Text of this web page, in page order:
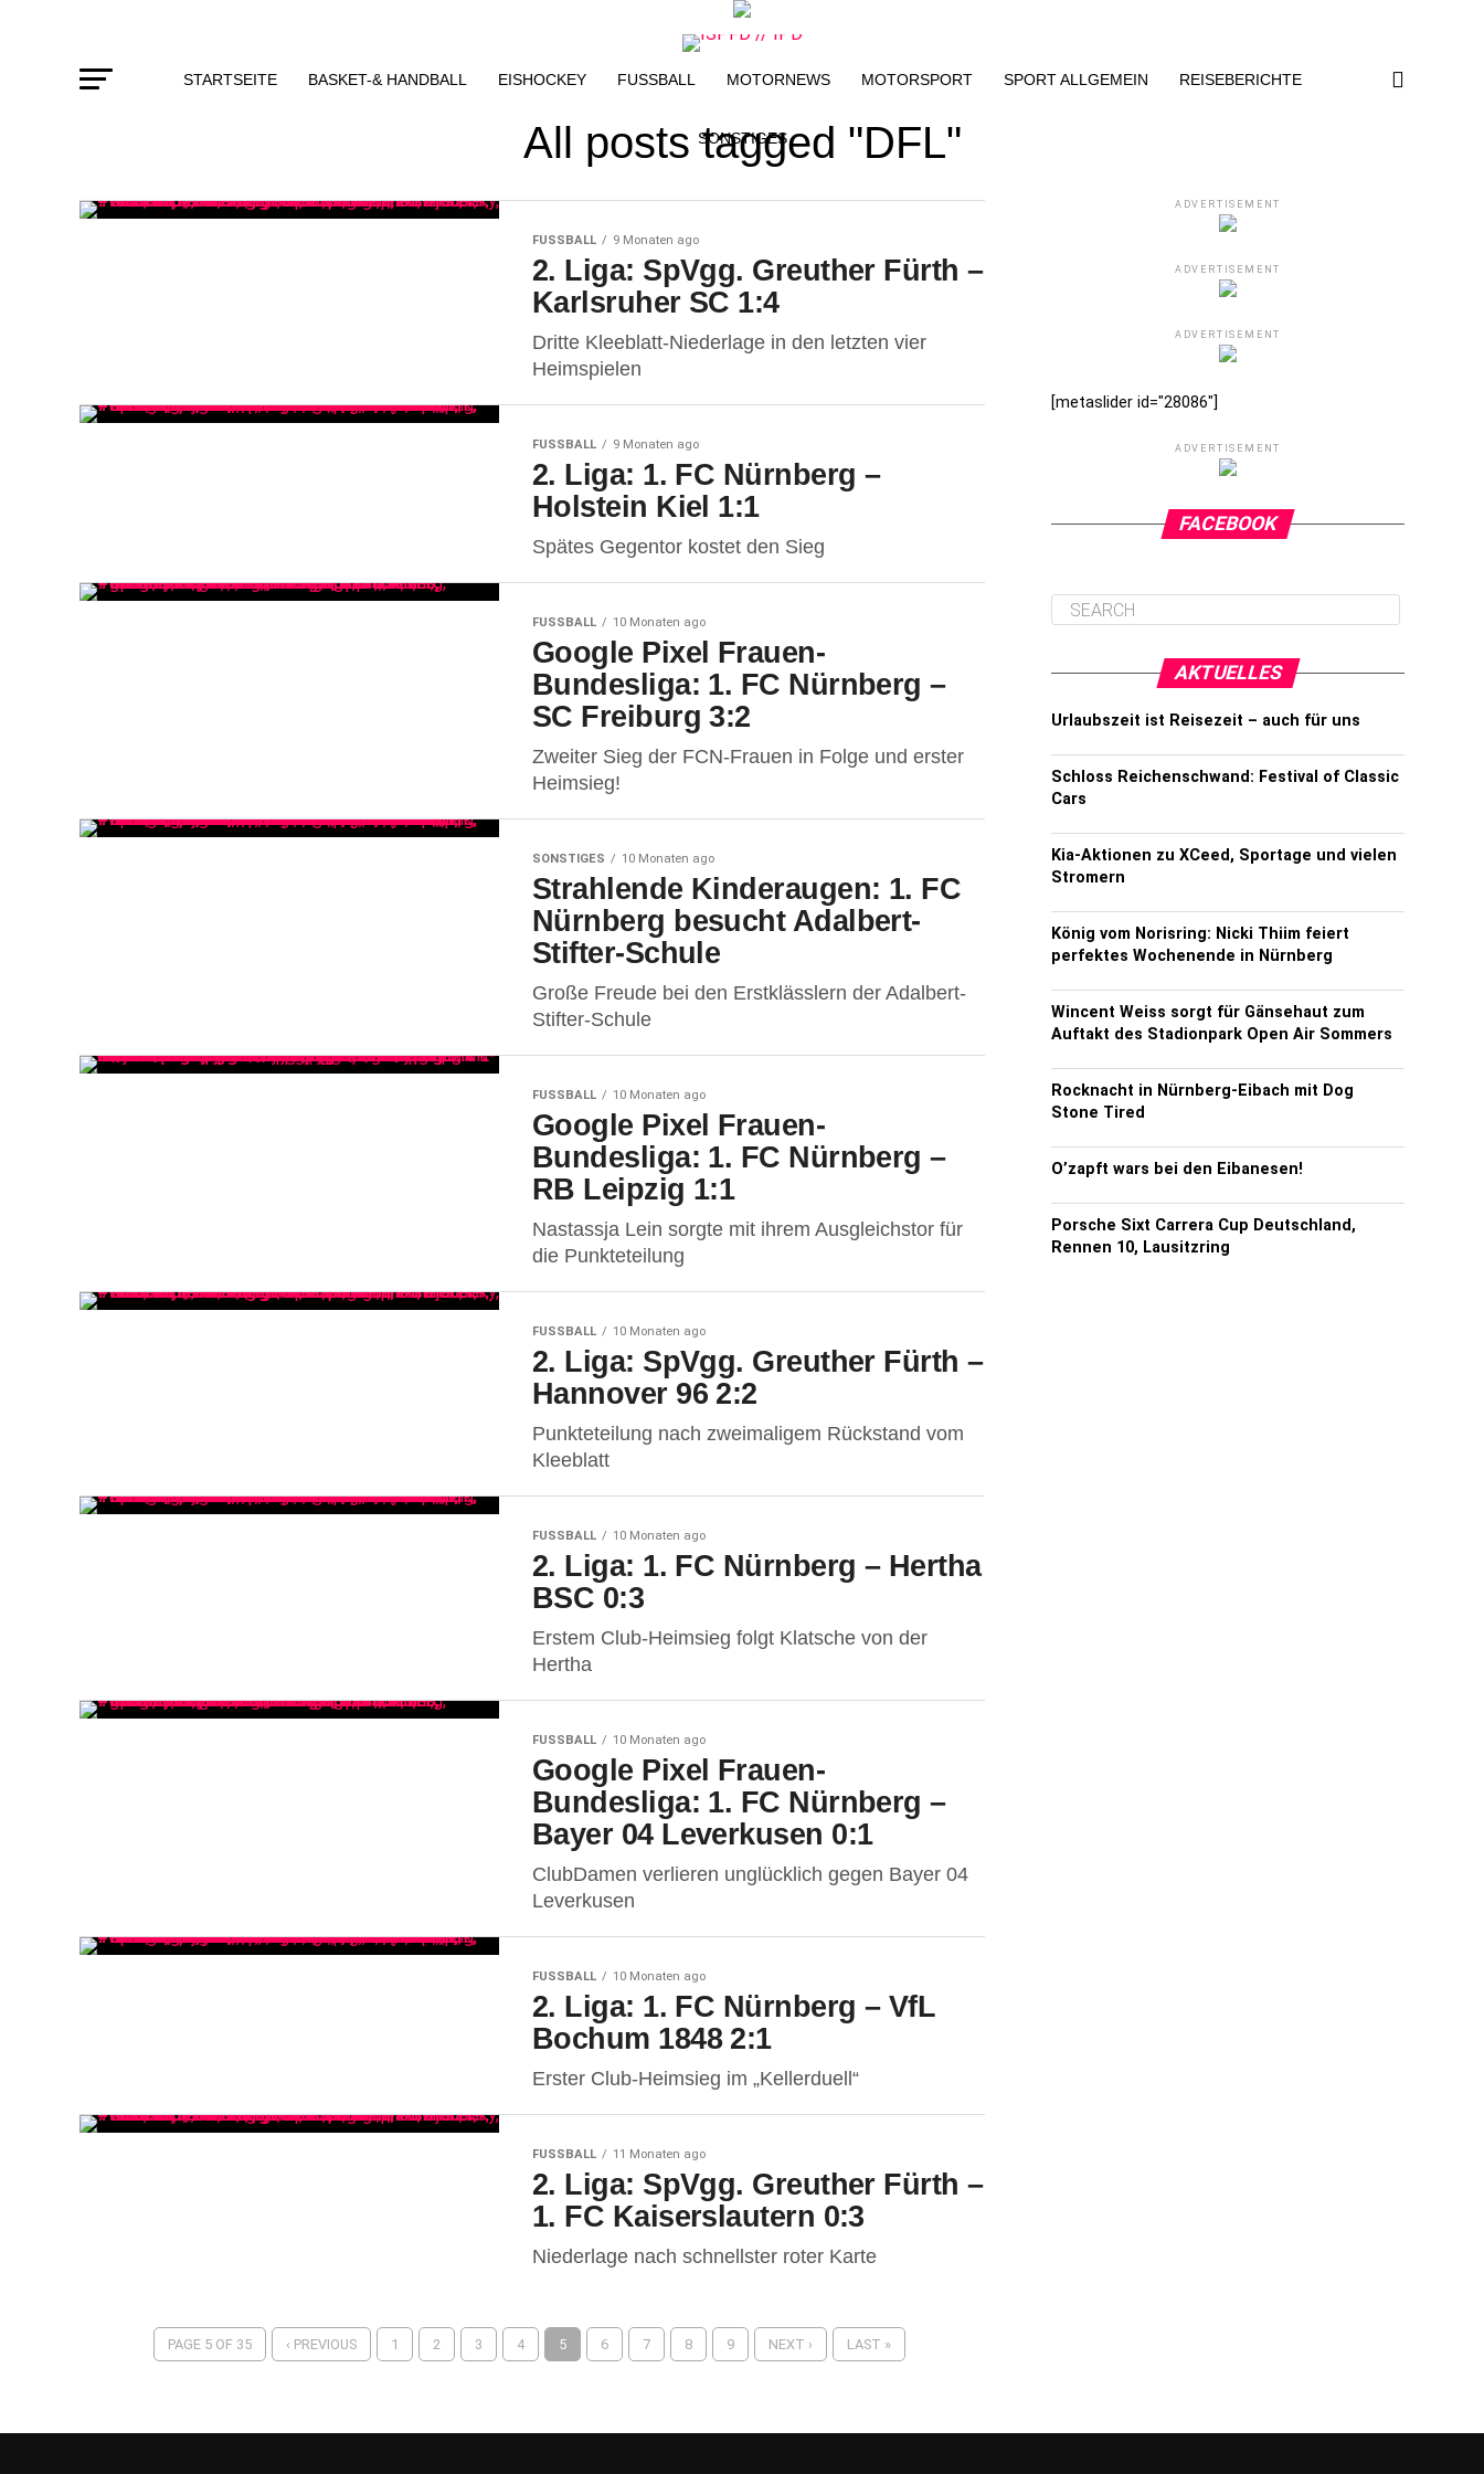
STARTSEITE BASKET-& HANDBALL EISHOCKEY FUSSBALL MOTORNEWS MOTORSPORT SPORT ALLGEMEIN REISEBERICHTE
SONSTIGES
All posts tagged "DFL"
FUSSBALL 9 Monaten ago
2. Liga: SpVgg. Greuther Fürth –
Karlsruher SC 1:4
Dritte Kleeblatt-Niederlage in den letzten vier
Heimspielen
FUSSBALL 9 Monaten ago
2. Liga: 1. FC Nürnberg –
Holstein Kiel 1:1
Spätes Gegentor kostet den Sieg
FUSSBALL 10 Monaten ago
Google Pixel Frauen-
Bundesliga: 1. FC Nürnberg –
SC Freiburg 3:2
Zweiter Sieg der FCN-Frauen in Folge und erster
Heimsieg!
SONSTIGES 10 Monaten ago
Strahlende Kinderaugen: 1. FC
Nürnberg besucht Adalbert-
Stifter-Schule
Große Freude bei den Erstklässlern der Adalbert-
Stifter-Schule
FUSSBALL 10 Monaten ago
Google Pixel Frauen-
Bundesliga: 1. FC Nürnberg –
RB Leipzig 1:1
Nastassja Lein sorgte mit ihrem Ausgleichstor für
die Punkteteilung
FUSSBALL 10 Monaten ago
2. Liga: SpVgg. Greuther Fürth –
Hannover 96 2:2
Punkteteilung nach zweimaligem Rückstand vom
Kleeblatt
FUSSBALL 10 Monaten ago
2. Liga: 1. FC Nürnberg – Hertha
BSC 0:3
Erstem Club-Heimsieg folgt Klatsche von der
Hertha
FUSSBALL 10 Monaten ago
Google Pixel Frauen-
Bundesliga: 1. FC Nürnberg –
Bayer 04 Leverkusen 0:1
ClubDamen verlieren unglücklich gegen Bayer 04
Leverkusen
FUSSBALL 10 Monaten ago
2. Liga: 1. FC Nürnberg – VfL
Bochum 1848 2:1
Erster Club-Heimsieg im „Kellerduell“
FUSSBALL 11 Monaten ago
2. Liga: SpVgg. Greuther Fürth –
1. FC Kaiserslautern 0:3
Niederlage nach schnellster roter Karte
PAGE 5 OF 35 ‹ PREVIOUS 1 2 3 4 5 6 7 8 9 NEXT › LAST »
ADVERTISEMENT
ADVERTISEMENT
ADVERTISEMENT
[metaslider id="28086"]
ADVERTISEMENT
FACEBOOK
AKTUELLES
Urlaubszeit ist Reisezeit – auch für uns
Schloss Reichenschwand: Festival of Classic
Cars
Kia-Aktionen zu XCeed, Sportage und vielen
Stromern
König vom Norisring: Nicki Thiim feiert
perfektes Wochenende in Nürnberg
Wincent Weiss sorgt für Gänsehaut zum
Auftakt des Stadionpark Open Air Sommers
Rocknacht in Nürnberg-Eibach mit Dog
Stone Tired
O’zapft wars bei den Eibanesen!
Porsche Sixt Carrera Cup Deutschland,
Rennen 10, Lausitzring